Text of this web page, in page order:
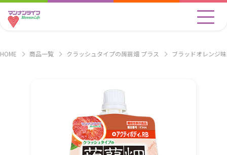
HOME 商品一覧 クラッシュタイプの蒟蒻畑 プラス ブラッドオレンジ味